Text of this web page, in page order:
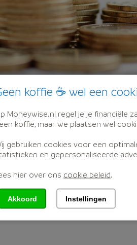
Kiest u voor beleggen, dan is uw
U kunt dus zelf op zoek
moest de
is. Tegenwoordig zien we dat
koffie ☕ wel een
Moneywise.nl regel je je financiële
koffie, maar we plaatsen wel
gebruiken cookies voor een
en gepersonaliseerde
hier over ons cookie beleid.
Akkoord Instellingen